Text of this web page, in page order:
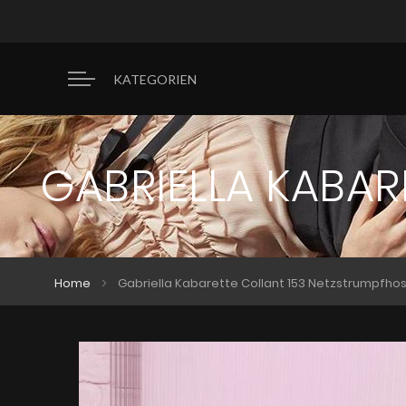
KATEGORIEN
GABRIELLA
Home Gabriella Kabarette Collant 153
Zum
Zum